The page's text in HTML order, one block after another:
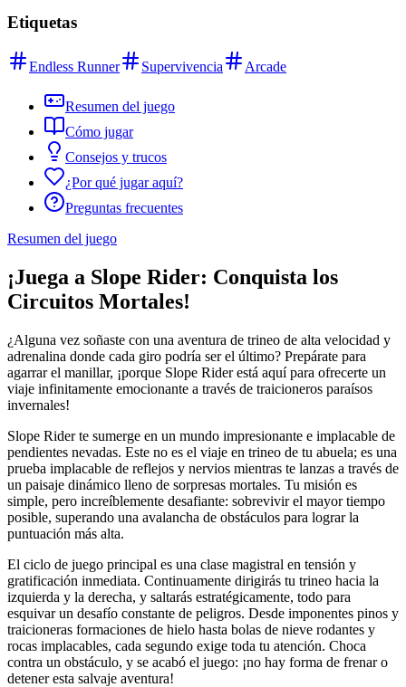
Etiquetas
Endless Runner Supervivencia Arcade
Resumen del juego
Cómo jugar
Consejos y trucos
¿Por qué jugar aquí?
Preguntas frecuentes
Resumen del juego
¡Juega a Slope Rider: Conquista los
Circuitos Mortales!
¿Alguna vez soñaste con una aventura de trineo de alta velocidad y
adrenalina donde cada giro podría ser el último? Prepárate para
agarrar el manillar, ¡porque Slope Rider está aquí para ofrecerte un
viaje infinitamente emocionante a través de traicioneros paraísos
invernales!
Slope Rider te sumerge en un mundo impresionante e implacable de
pendientes nevadas. Este no es el viaje en trineo de tu abuela; es una
prueba implacable de reflejos y nervios mientras te lanzas a través de
un paisaje dinámico lleno de sorpresas mortales. Tu misión es
simple, pero increíblemente desafiante: sobrevivir el mayor tiempo
posible, superando una avalancha de obstáculos para lograr la
puntuación más alta.
El ciclo de juego principal es una clase magistral en tensión y
gratificación inmediata. Continuamente dirigirás tu trineo hacia la
izquierda y la derecha, y saltarás estratégicamente, todo para
esquivar un desafío constante de peligros. Desde imponentes pinos y
traicioneras formaciones de hielo hasta bolas de nieve rodantes y
rocas implacables, cada segundo exige toda tu atención. Choca
contra un obstáculo, y se acabó el juego: ¡no hay forma de frenar o
detener esta salvaje aventura!